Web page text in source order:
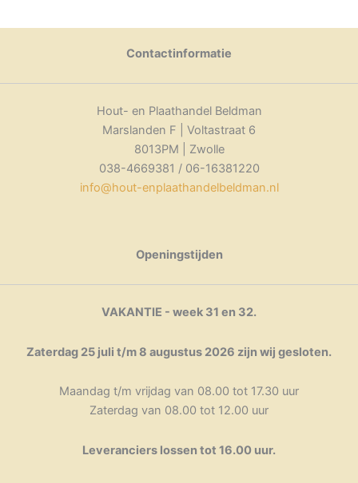
Contactinformatie
Hout- en Plaathandel Beldman
Marslanden F | Voltastraat 6
8013PM | Zwolle
038-4669381 / 06-16381220
info@hout-enplaathandelbeldman.nl
Openingstijden
VAKANTIE - week 31 en 32.
Zaterdag 25 juli t/m 8 augustus 2026 zijn wij gesloten.
Maandag t/m vrijdag van 08.00 tot 17.30 uur
Zaterdag van 08.00 tot 12.00 uur
Leveranciers lossen tot 16.00 uur.